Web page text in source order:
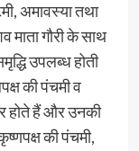
अमावस्या तथा
माता गौरी के साथ
उपलब्ध होती
की पंचमी व
होते हैं और उनकी
की पंचमी,